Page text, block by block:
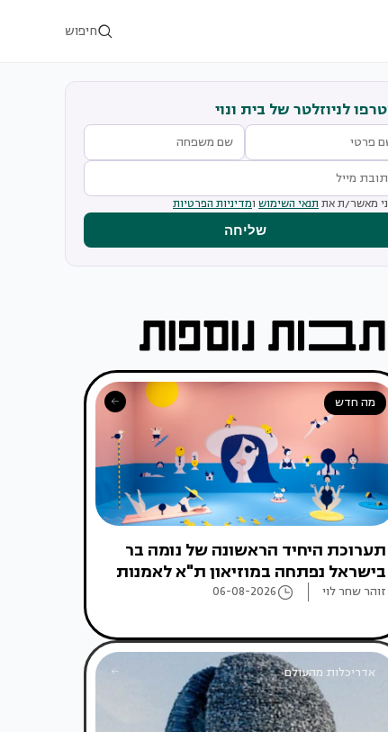
חיפוש
לניוזלטר של בית ונוי
מאשר/ת את תנאי השימוש ומדיניות הפרטיות
שליחה
מה חדש
תערוכת היחיד הראשונה של נומה בר
בישראל נפתחה במוזיאון ת"א לאמנות
זוהר שחר לוי 06-08-2026
אדריכלות מהעולם